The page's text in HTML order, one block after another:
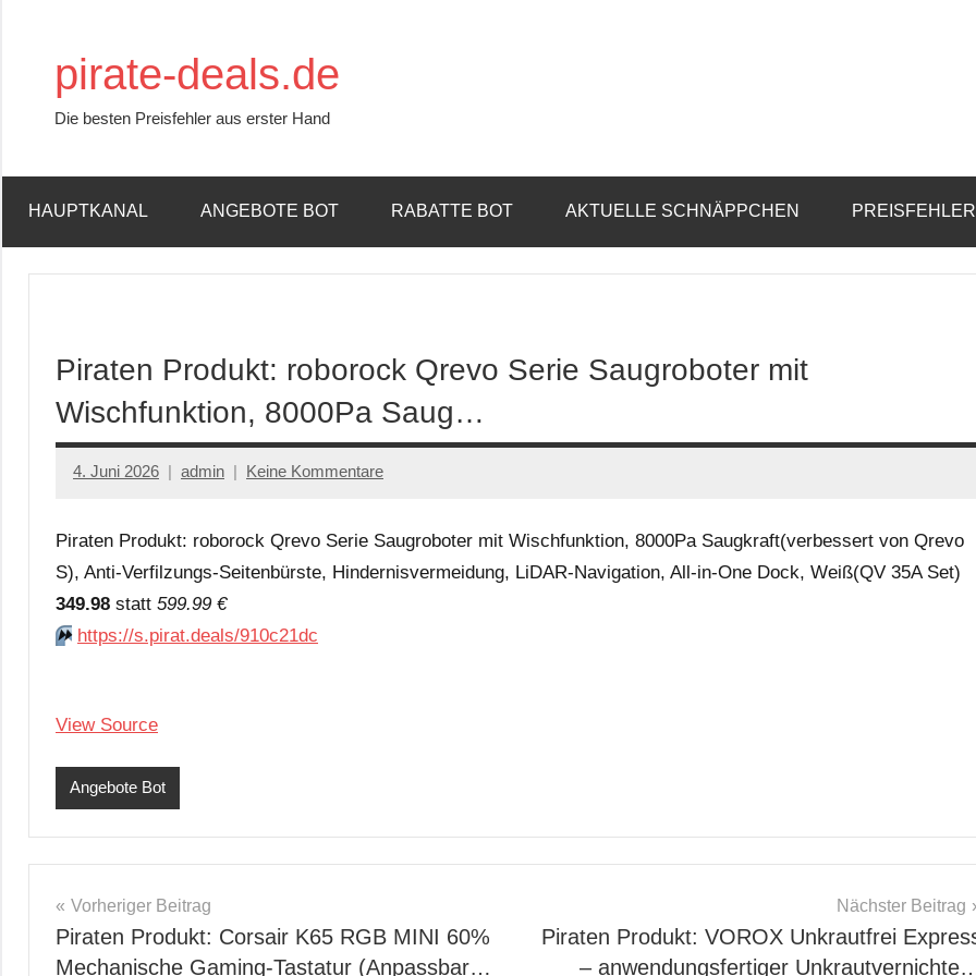
springenpirate-deals.de
Die besten Preisfehler aus erster Hand
HAUPTKANAL ANGEBOTE BOT RABATTE BOT AKTUELLE SCHNÄPPCHEN
Piraten Produkt: roborock Qrevo Serie Saugroboter mit
Wischfunktion, 8000Pa Saug…
4. Juni 2026 admin Keine Kommentare
Piraten Produkt: roborock Qrevo Serie Saugroboter mit Wischfunktion, 8000Pa Saugkraft(verbessert von Qrevo
S), Anti-Verfilzungs-Seitenbürste, Hindernisvermeidung, LiDAR-Navigation, All-in-One Dock, Weiß(QV 35A Set)
349.98 statt 599.99 €
⏩️ https://s.pirat.deals/910c21dc
View Source
Angebote Bot
Beitragsnavigation
Vorheriger Beitrag
Piraten Produkt: Corsair K65 RGB MINI 60%
Mechanische Gaming-Tastatur (Anpassbar…
Nächster Beitrag
Piraten Produkt: VOROX Unkrautfrei
– anwendungsfertiger